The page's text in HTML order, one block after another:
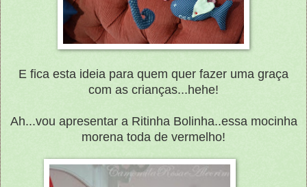
E fica esta ideia para quem quer fazer uma graça
com as crianças...hehe!
Ah...vou apresentar a Ritinha Bolinha..essa mocinha
morena toda de vermelho!